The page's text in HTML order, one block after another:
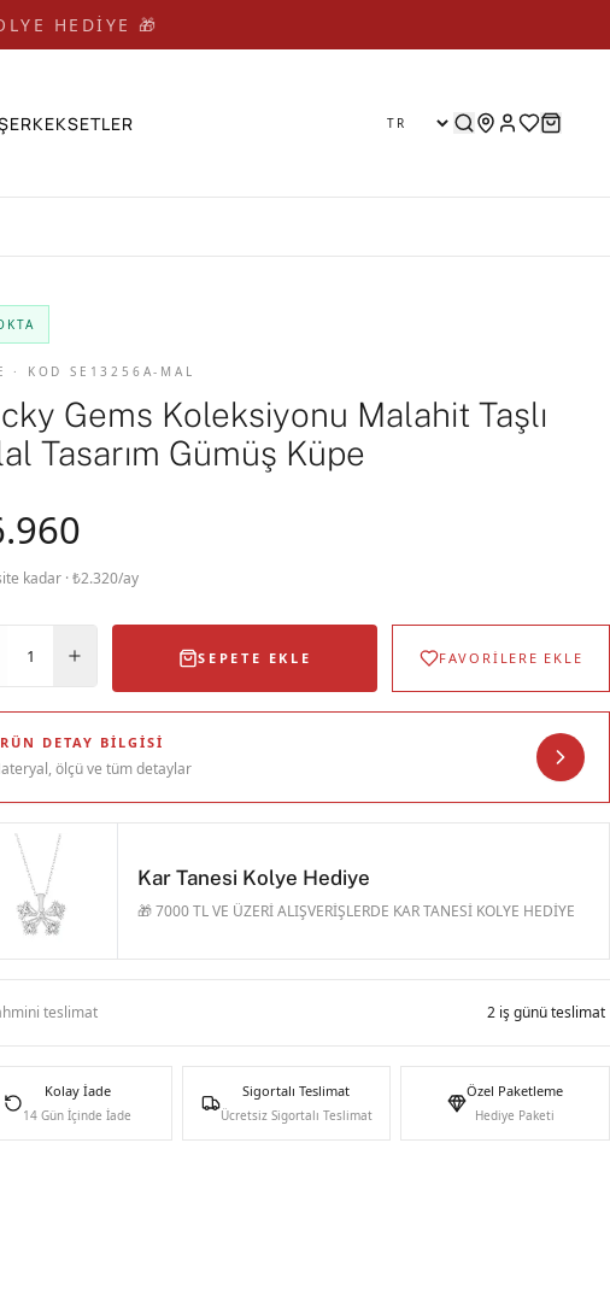
HEDİYE 🎁 🎁
ERKEKSETLER
· KOD SE13256A-MAL
Gems Koleksiyonu Malahit Taşlı
Tasarım Gümüş Küpe
kadar · ₺2.320/ay
1 SEPETE EKLE FAVORİLERE EKLE
DETAY BILGISI
ölçü ve tüm detaylar
Kar Tanesi Kolye Hediye
🎁 7000 TL VE ÜZERİ ALIŞVERİŞLERDE KAR TANESİ KOLYE HEDİYE
teslimat 2 iş günü teslimat
Kolay İade
14 Gün İçinde İade
Sigortalı Teslimat
Ücretsiz Sigortalı Teslimat
Özel Paketleme
Hediye Paketi